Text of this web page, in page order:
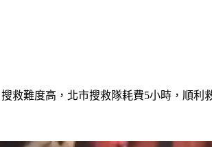
救難度高，北市搜救隊耗費5小時，順